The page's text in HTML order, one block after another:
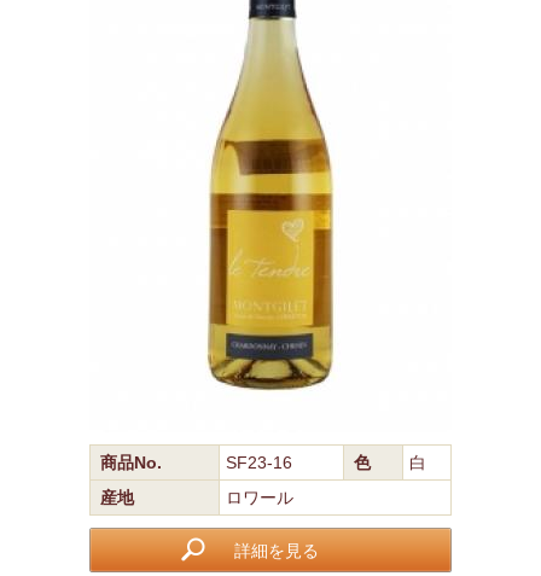
商品No. SF23-16 色
白
産地
ロワール
詳細を見る